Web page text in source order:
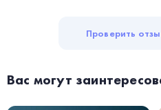
Проверить
Вас могут